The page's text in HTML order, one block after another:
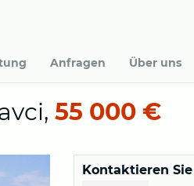
Anfragen Über uns
55 000 €
Kontaktieren